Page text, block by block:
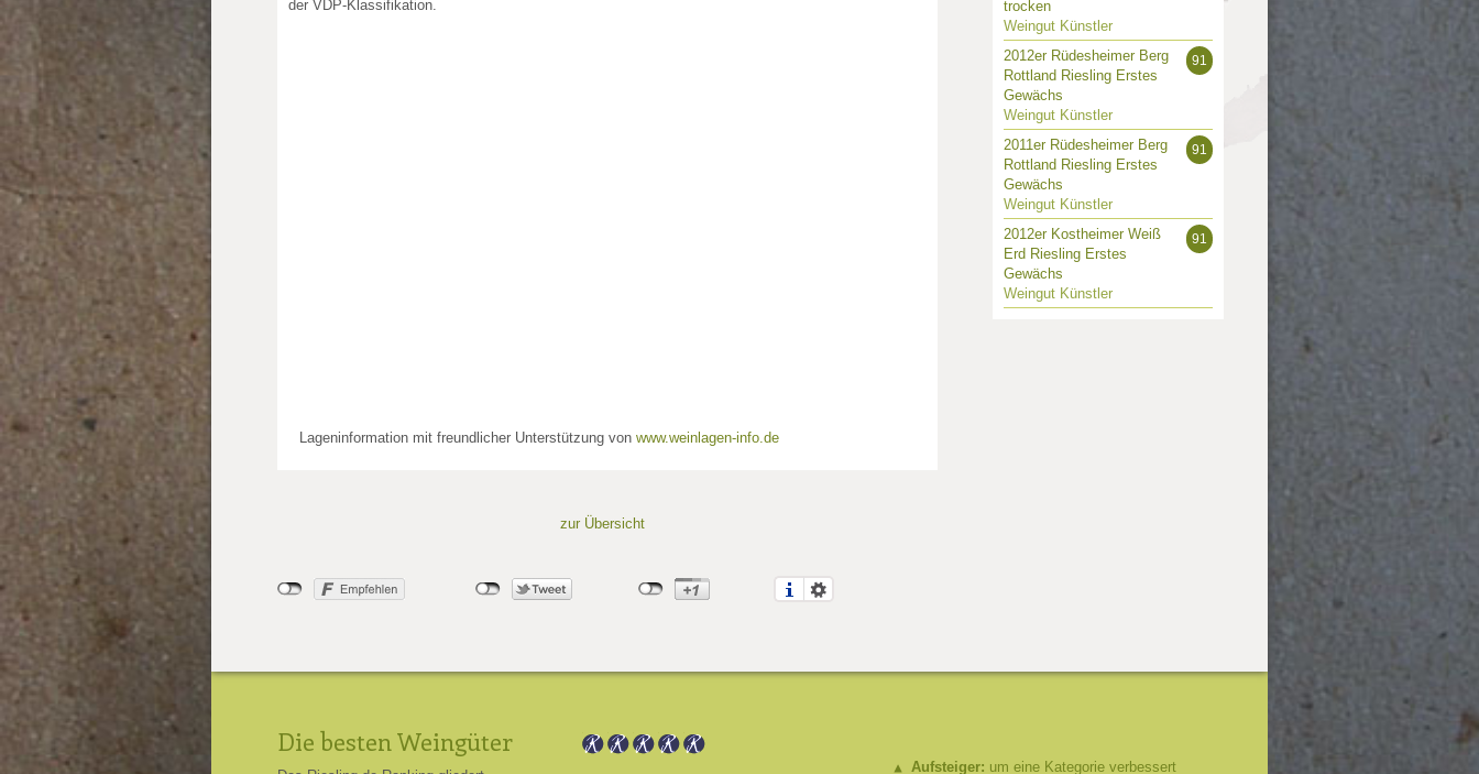
der VDP-Klassifikation.
Lageninformation mit freundlicher Unterstützung von www.weinlagen-info.de
zur Übersicht
trocken
Weingut Künstler
91
2012er Rüdesheimer Berg
Rottland Riesling Erstes
Gewächs
Weingut Künstler
91
2011er Rüdesheimer Berg
Rottland Riesling Erstes
Gewächs
Weingut Künstler
91
2012er Kostheimer Weiß
Erd Riesling Erstes
Gewächs
Weingut Künstler
Die besten Weingüter
Aufsteiger: um eine Kategorie verbessert